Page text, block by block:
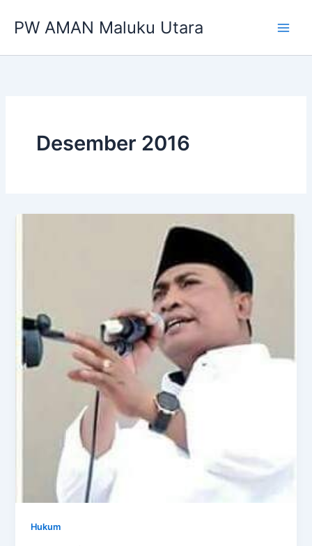
PW AMAN Maluku Utara
Desember 2016
Hukum